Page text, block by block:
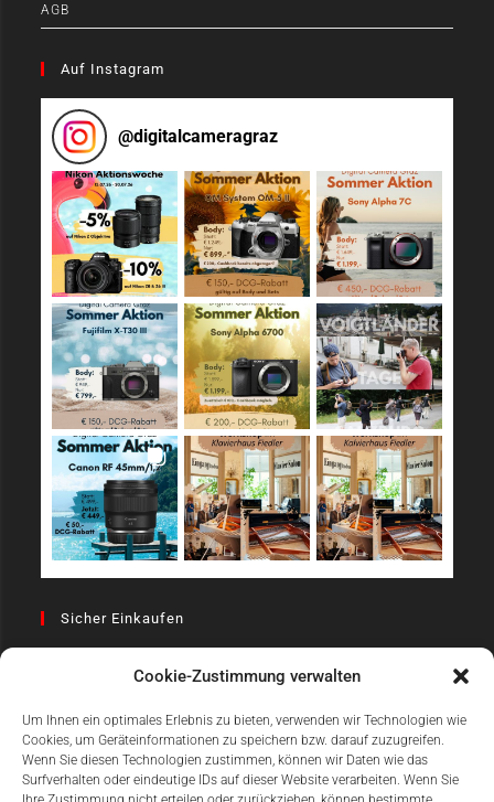
Cookie-Zustimmung verwalten
Um Ihnen ein optimales Erlebnis zu bieten, verwenden wir Technologien wie
Cookies, um Geräteinformationen zu speichern bzw. darauf zuzugreifen.
Wenn Sie diesen Technologien zustimmen, können wir Daten wie das
Surfverhalten oder eindeutige IDs auf dieser Website verarbeiten. Wenn Sie
AGB
Auf Instagram
@digitalcameragraz
Sicher Einkaufen
Einfach Online Bezahlen